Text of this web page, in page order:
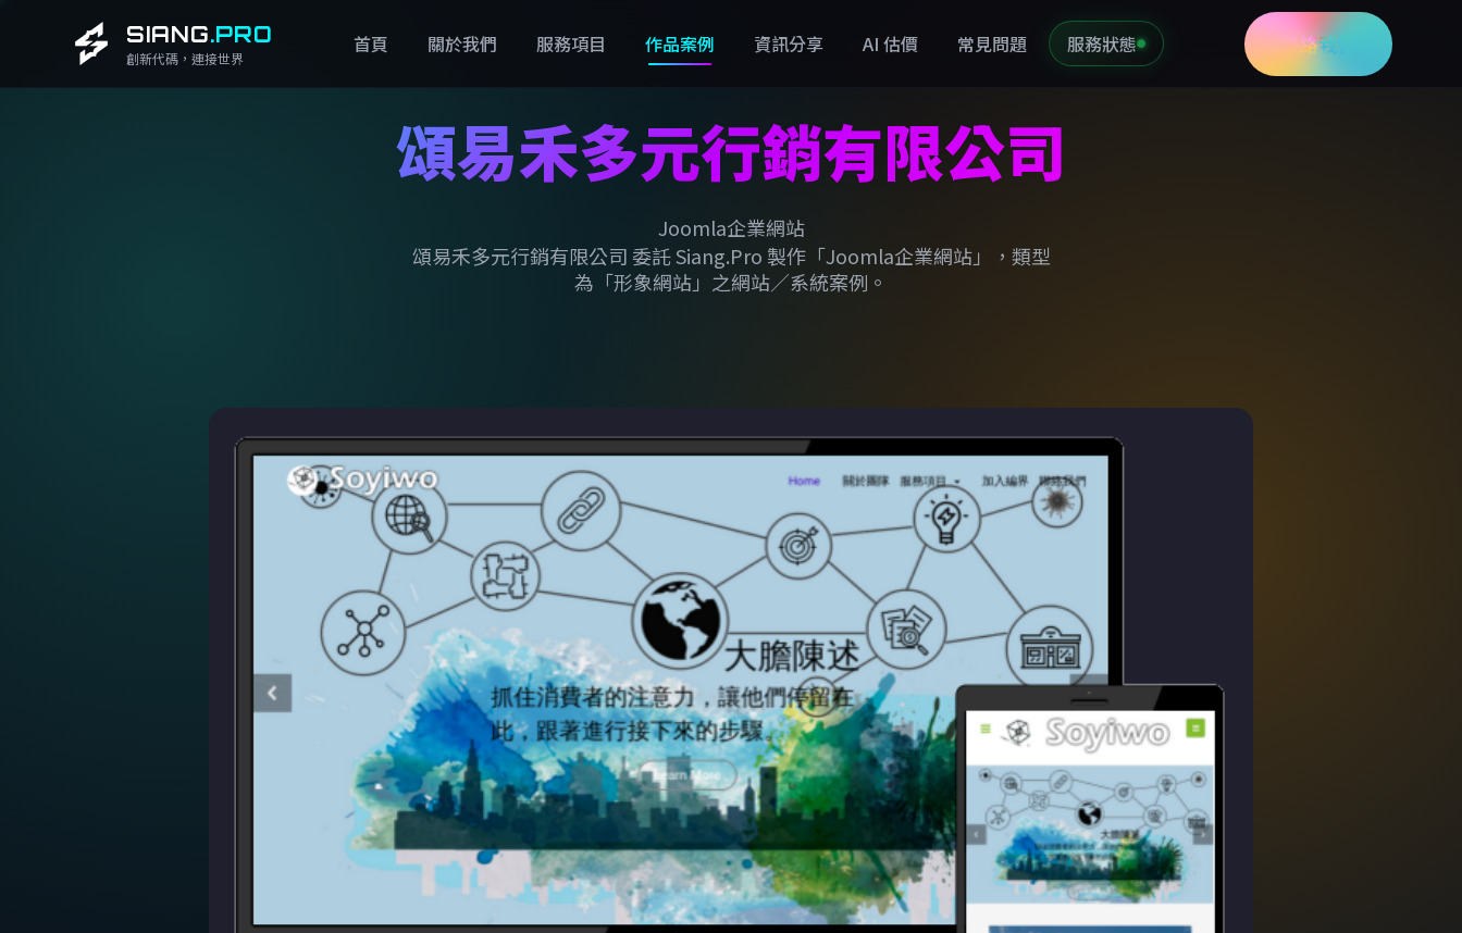
SIANG.PRO
創新代碼，連接世界
首頁 關於我們 服務項目 作品案例 資訊分享 AI 估價 常見問題 服務狀態 聯絡我們
頌易禾多元行銷有限公司
Joomla企業網站
頌易禾多元行銷有限公司 委託 Siang.Pro 製作「Joomla企業網站」，類型
為「形象網站」之網站／系統案例。